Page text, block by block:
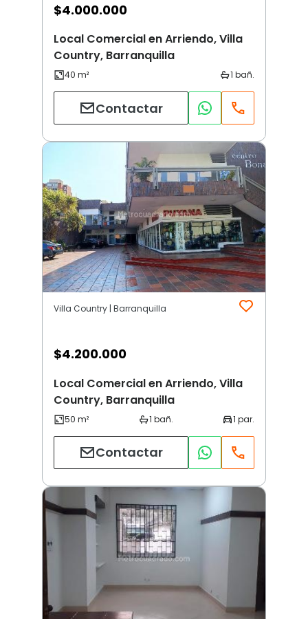
$4.000.000
Local Comercial en Arriendo, Villa
Country, Barranquilla
Contactar
Villa Country | Barranquilla
$4.200.000
Local Comercial en Arriendo, Villa
Country, Barranquilla
Contactar